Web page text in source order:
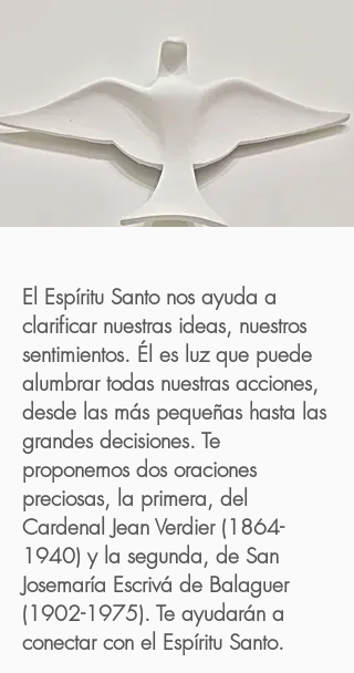
El Espíritu Santo nos ayuda a
clarificar nuestras ideas, nuestros
sentimientos. Él es luz que puede
alumbrar todas nuestras acciones,
desde las más pequeñas hasta las
grandes decisiones. Te
proponemos dos oraciones
preciosas, la primera, del
Cardenal Jean Verdier (1864-
1940) y la segunda, de San
Josemaría Escrivá de Balaguer
(1902-1975). Te ayudarán a
conectar con el Espíritu Santo.